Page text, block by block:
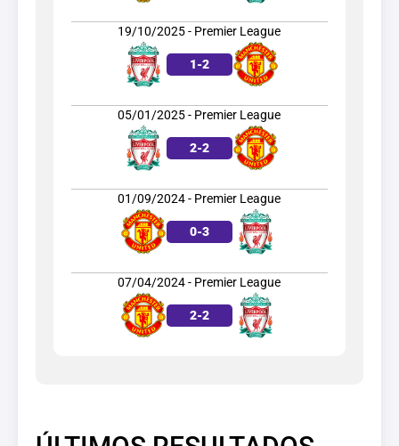
19/10/2025 - Premier League
1-2
05/01/2025 - Premier League
2-2
01/09/2024 - Premier League
0-3
07/04/2024 - Premier League
2-2